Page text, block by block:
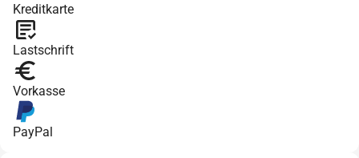
Kreditkarte
Lastschrift
Vorkasse
PayPal